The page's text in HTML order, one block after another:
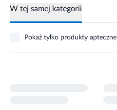
W tej samej kategorii
Pokaż tylko produkty apteczne